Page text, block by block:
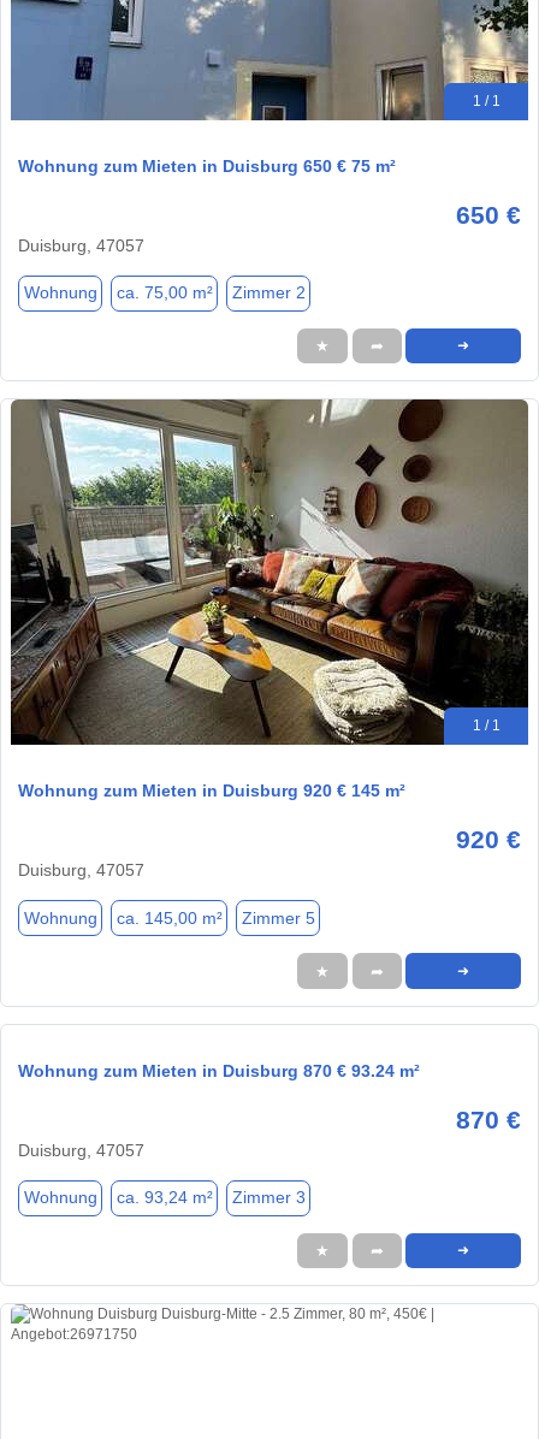
1 / 1
Wohnung zum Mieten in Duisburg 650 € 75 m²
650 €
Duisburg, 47057
Wohnung ca. 75,00 m² Zimmer 2
★ ➦ ➜
1 / 1
Wohnung zum Mieten in Duisburg 920 € 145 m²
920 €
Duisburg, 47057
Wohnung ca. 145,00 m² Zimmer 5
★ ➦ ➜
Wohnung zum Mieten in Duisburg 870 € 93.24 m²
870 €
Duisburg, 47057
Wohnung ca. 93,24 m² Zimmer 3
★ ➦ ➜